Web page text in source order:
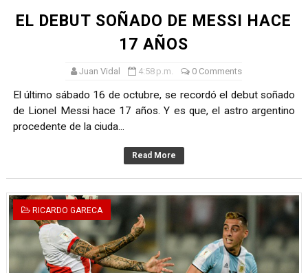
EL DEBUT SOÑADO DE MESSI HACE
17 AÑOS
Juan Vidal 4:58 p.m. 0 Comments
El último sábado 16 de octubre, se recordó el debut soñado
de Lionel Messi hace 17 años. Y es que, el astro argentino
procedente de la ciuda...
Read More
RICARDO GARECA